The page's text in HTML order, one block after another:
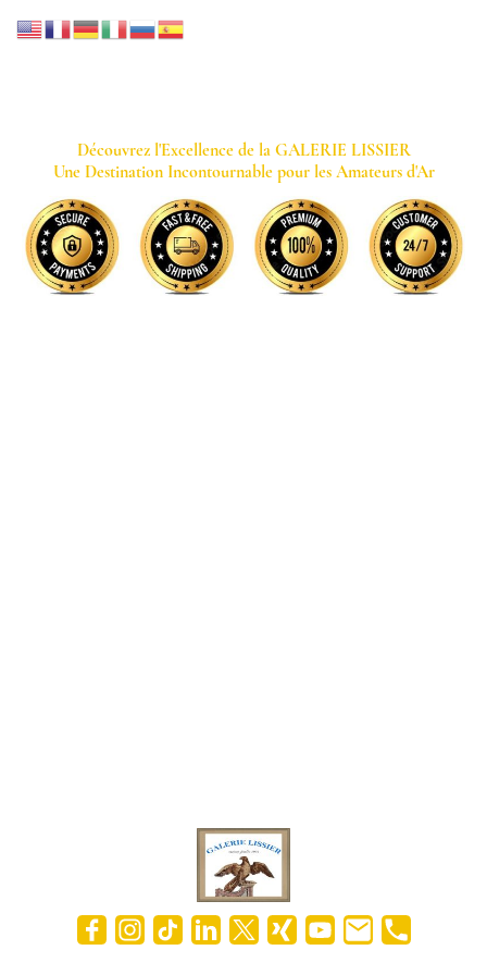
GALERIE LISSIER
Découvrez l'Excellence de la GALERIE LISSIER
Une Destination Incontournable pour les Amateurs d'Ar